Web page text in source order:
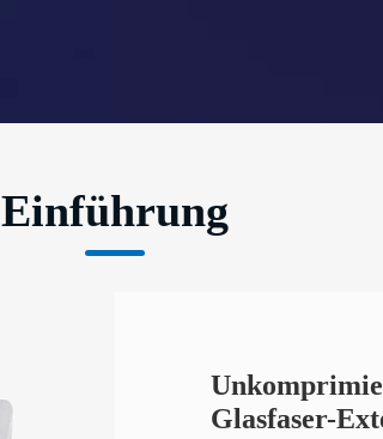
Einführung
Glasfaser-